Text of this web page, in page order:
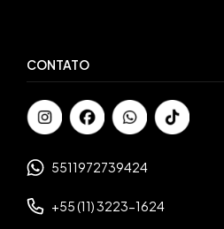
CONTATO
5511972739424
+55 (11) 3223-1624